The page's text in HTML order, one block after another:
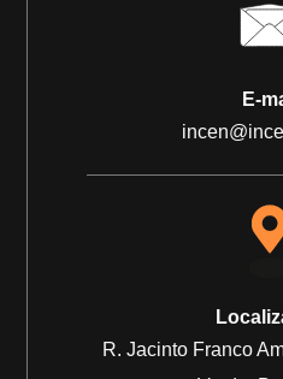
E-
R. Jacinto Franco